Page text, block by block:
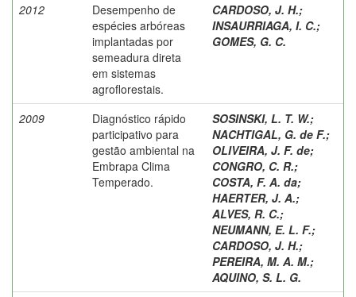
2012
Desempenho de
espécies arbóreas
implantadas por
semeadura direta
em sistemas
agroflorestais.
CARDOSO, J. H.;
INSAURRIAGA, I. C.;
GOMES, G. C.
2009
Diagnóstico rápido
participativo para
gestão ambiental na
Embrapa Clima
Temperado.
SOSINSKI, L. T. W.;
NACHTIGAL, G. de F.;
OLIVEIRA, J. F. de;
CONGRO, C. R.;
COSTA, F. A. da;
HAERTER, J. A.;
ALVES, R. C.;
NEUMANN, E. L. F.;
CARDOSO, J. H.;
PEREIRA, M. A. M.;
AQUINO, S. L. G.